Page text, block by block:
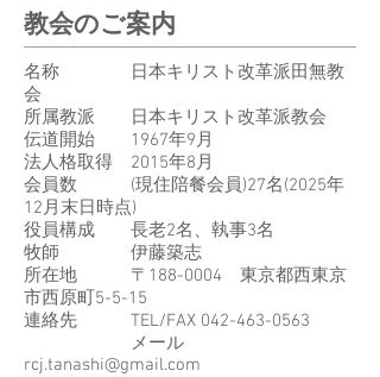
教会のご案内
名称 日本キリスト改革派田無教
会
所属教派 日本キリスト改革派教会
伝道開始 1967年9月
法人格取得 2015年8月
会員数 (現住陪餐会員)27名(2025年
12月末日時点)
役員構成 長老2名、執事3名
牧師 伊藤築志
所在地 〒188-0004 東京都西東京
市西原町5-5-15
連絡先 TEL/FAX 042-463-0563
メール
rcj.tanashi@gmail.com